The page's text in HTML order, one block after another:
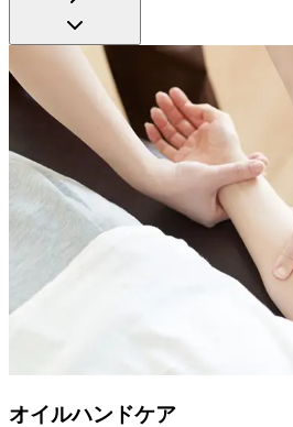
オイルハンドケア